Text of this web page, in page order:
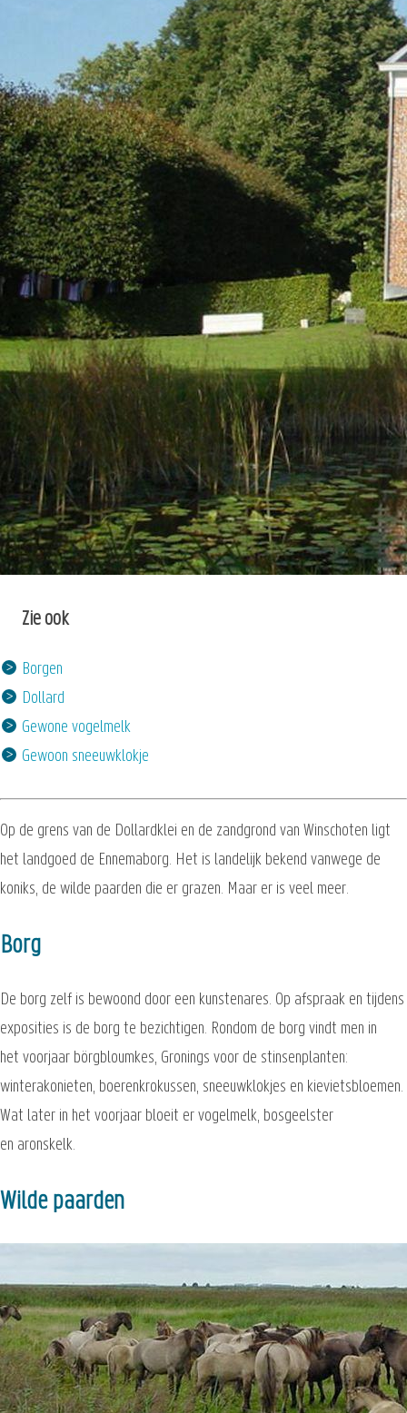
Zie ook
Borgen
Dollard
Gewone vogelmelk
Gewoon sneeuwklokje
Op de grens van de Dollardklei en de zandgrond van Winschoten ligt
het landgoed de Ennemaborg. Het is landelijk bekend vanwege de
koniks, de wilde paarden die er grazen. Maar er is veel meer.
Borg
De borg zelf is bewoond door een kunstenares. Op afspraak en tijdens
exposities is de borg te bezichtigen. Rondom de borg vindt men in
het voorjaar börgbloumkes, Gronings voor de stinsenplanten:
winterakonieten, boerenkrokussen, sneeuwklokjes en kievietsbloemen.
Wat later in het voorjaar bloeit er vogelmelk, bosgeelster
en aronskelk.
Wilde paarden